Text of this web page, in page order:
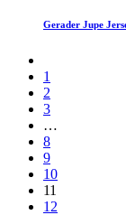
Gerader Jupe
1
2
3
…
8
9
10
11
12